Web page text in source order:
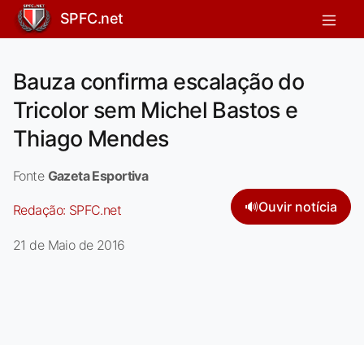
SPFC.net
Bauza confirma escalação do
Tricolor sem Michel Bastos e
Thiago Mendes
Fonte Gazeta Esportiva
Redação: SPFC.net 🔊Ouvir notícia
21 de Maio de 2016